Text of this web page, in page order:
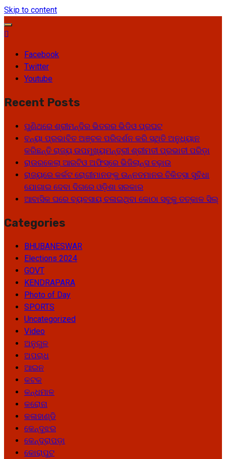
Skip to content
Facebook
Twitter
Youtube
Recent Posts
ପୁଣିଥରେ ଶ୍ରୀମନ୍ଦିର ଭିତରର ଭିଡିଓ ପ୍ରଘଟ
ବନ୍ୟା ପ୍ରଭାବିତ ଅଞ୍ଚଳ ପରିଦର୍ଶନ କରି ସ୍ଥିତି ଅନୁଧ୍ୟାନ
କରିଛନ୍ତି ରାଜ୍ୟ ଉପମୁଖ୍ୟମନ୍ତ୍ରୀ ଶ୍ରୀମତୀ ପ୍ରଭାତୀ ପରିଡ଼ା
ରାଉରକେଲା ଆରଟିଓ ଅଫିସ୍‌ରେ ଭିଜିଲାନ୍ସ ଚଢ଼ାଉ
ରାଜ୍ୟରେ କର୍କଟ ରୋଗୀମାନଙ୍କୁ ଉନ୍ନତମାନର ଚିକିତ୍ସା ସୁବିଧା
ଯୋଗାଇ ଦେବା ଦିଗରେ ଓଡ଼ିଶା ସରକାର
ଆବାସିକ ଘରେ ବ୍ୟବସାୟ ଚଳାଇଥିବା କୋଠା ସବୁକୁ ତତ୍କାଳ ସିଲ୍‌
Categories
BHUBANESWAR
Elections 2024
GOVT
KENDRAPARA
Photo of Day
SPORTS
Uncategorized
Video
ଅନୁଗୁଳ
ଅପରାଧ
ଆଇନ
କଟକ
କନ୍ଧମାଳ
କରୋନା
କଳାହାଣ୍ଡି
କେନ୍ଦୁଝର
କେନ୍ଦ୍ରାପଡ଼ା
କୋରାପୁଟ